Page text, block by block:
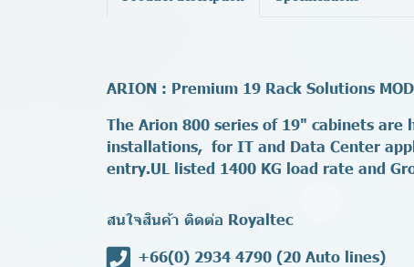
ARION : Premium 19 Rack Solutions
The Arion 800 series of 19" cabinets
installations, for IT and Data Center
entry.UL listed 1400 KG load rate and
สนใจสินค้า ติดต่อ Royaltec
+66(0) 2934 4790 (20 Auto lines)